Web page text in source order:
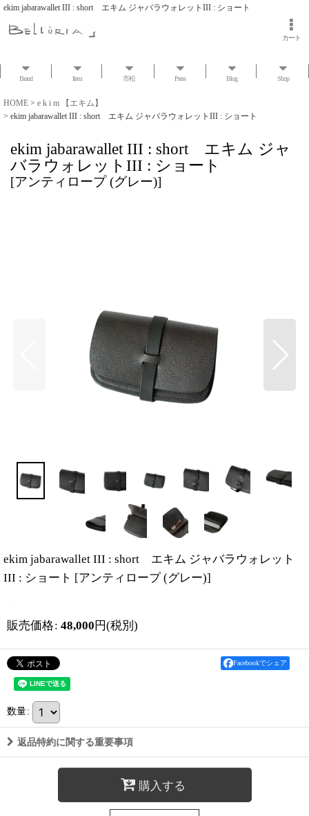
ekim jabarawallet III : short エキム ジャバラウォレットIII : ショート
カート
Brand Item 市松 Press Blog Shop
HOME > e k i m 【エキム】
> ekim jabarawallet III : short エキム ジャバラウォレットIII : ショート
ekim jabarawallet III : short エキム ジャ
バラウォレットIII : ショート
[アンティロープ (グレー)]
ekim jabarawallet III : short エキム ジャバラウォレット
III : ショート [アンティロープ (グレー)]
販売価格: 48,000 円(税別)
Facebookでシェア
数量:
返品特約に関する重要事項
購入する